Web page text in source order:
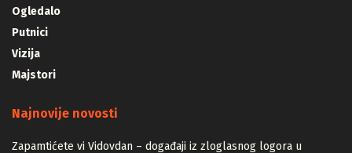
Ogledalo
Putnici
Vizija
Majstori
Najnovije novosti
Zapamtićete vi Vidovdan – događaji iz zloglasnog logora u